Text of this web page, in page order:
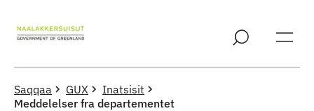
Saqqaa GUX
Inatsisit
Meddelelser fra departementet